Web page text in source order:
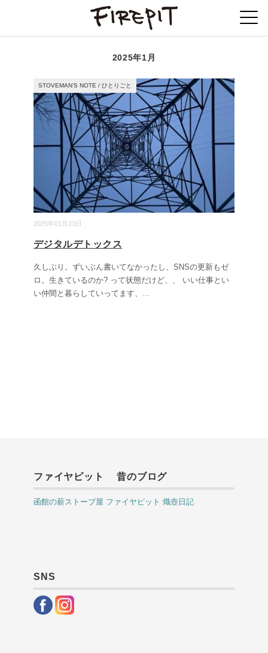
2025年1月
2025年01月23日
STOVEMAN’S NOTE / ひとりごと
デジタルデトックス
久しぶり。ずいぶん書いてなかったし、SNSの更新もゼ
ロ。生きているのか? って状態だけど、、 いい仕事とい
い仲間と暮らしていってます、 ...
ファイヤピット 昔のブログ
函館の薪ストーブ屋 ファイヤピット 熾壺日記
SNS